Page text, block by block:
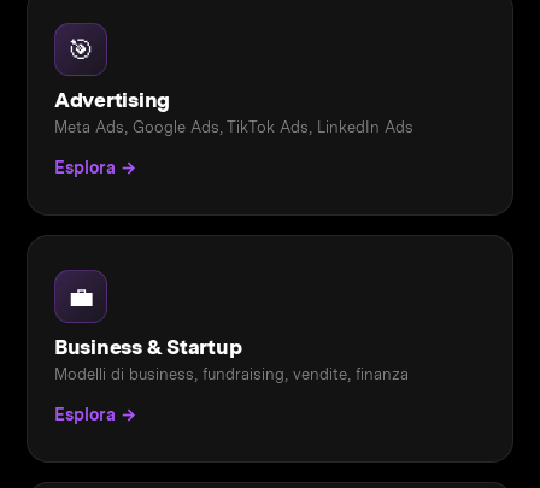
🎯
Advertising
Meta Ads, Google Ads, TikTok Ads, LinkedIn Ads
Esplora →
💼
Business & Startup
Modelli di business, fundraising, vendite, finanza
Esplora →